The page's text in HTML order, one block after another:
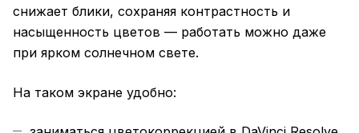
снижает блики, сохраняя контрастность и
насыщенность цветов — работать можно даже
при ярком солнечном свете.
На таком экране удобно: